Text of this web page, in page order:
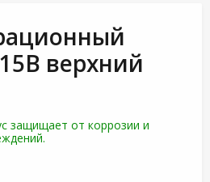
верхний
защищает от коррозии и